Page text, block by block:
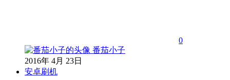
0
番茄小子
2016年 4月 23日
安卓刷机